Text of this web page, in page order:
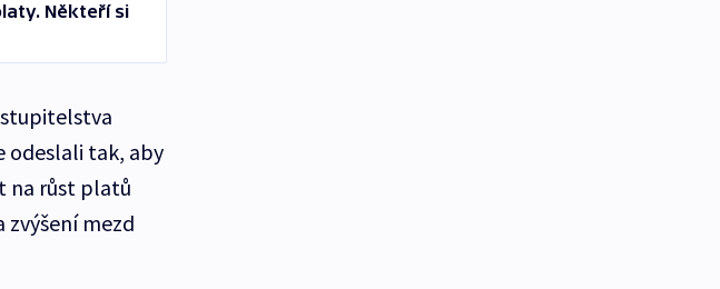
Někteří si
odeslali tak, aby
na růst platů
zvýšení mezd